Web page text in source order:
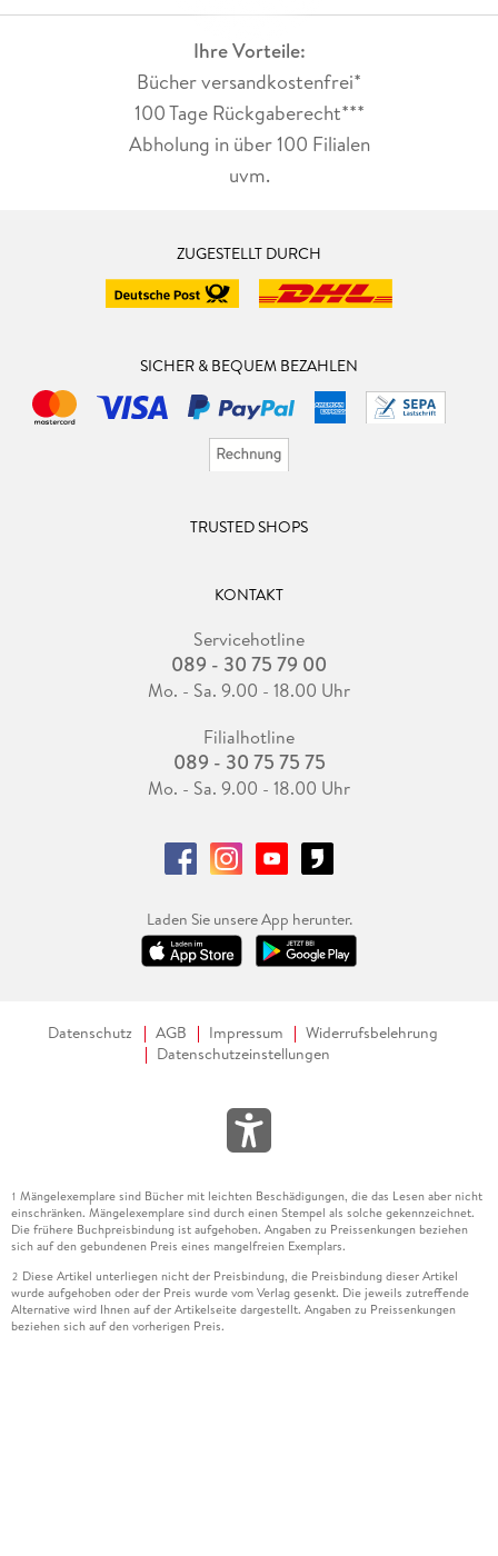
Ihre Vorteile:
Bücher versandkostenfrei*
100 Tage Rückgaberecht***
Abholung in über 100 Filialen
uvm.
ZUGESTELLT DURCH
SICHER & BEQUEM BEZAHLEN
TRUSTED SHOPS
KONTAKT
Servicehotline
089 - 30 75 79 00
Mo. - Sa. 9.00 - 18.00 Uhr
Filialhotline
089 - 30 75 75 75
Mo. - Sa. 9.00 - 18.00 Uhr
Laden Sie unsere App herunter.
Datenschutz AGB Impressum
Widerrufsbelehrung
Datenschutzeinstellungen
1 Mängelexemplare sind Bücher mit leichten Beschädigungen, die das Lesen aber nicht
einschränken. Mängelexemplare sind durch einen Stempel als solche gekennzeichnet.
Die frühere Buchpreisbindung ist aufgehoben. Angaben zu Preissenkungen beziehen
sich auf den gebundenen Preis eines mangelfreien Exemplars.
2 Diese Artikel unterliegen nicht der Preisbindung, die Preisbindung dieser Artikel
wurde aufgehoben oder der Preis wurde vom Verlag gesenkt. Die jeweils zutreffende
Alternative wird Ihnen auf der Artikelseite dargestellt. Angaben zu Preissenkungen
beziehen sich auf den vorherigen Preis.